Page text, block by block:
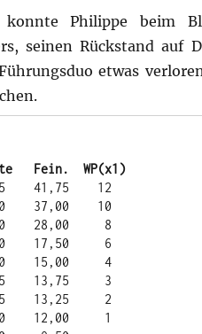
Philippe beim
seinen Rückstand auf
etwas
Fein.  WP(x1)